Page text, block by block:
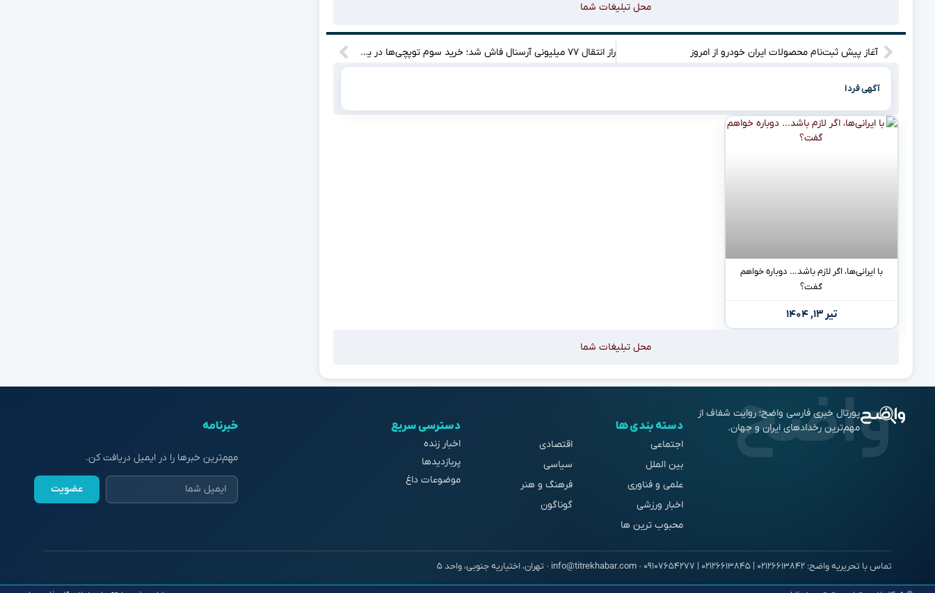
محل تبلیغات شما
آغاز پیش ثبت‌نام محصولات ایران خودرو از امروز راز انتقال ۷۷ میلیونی آرسنال فاش شد؛ خرید سوم توپچی‌ها در یک قدمی تکمیل!
آگهی فردا
با ایرانی‌ها، اگر لازم باشد… دوباره خواهم
گفت؟
تیر ۱۳, ۱۴۰۴
محل تبلیغات شما
پورتال خبری فارسی واضح؛ روایت شفاف از
مهم‌ترین رخدادهای ایران و جهان.
دسته بندی ها
اجتماعی
اقتصادی
بین الملل
سیاسی
علمی و فناوری
فرهنگ و هنر
اخبار ورزشی
گوناگون
محبوب ترین ها
دسترسی سریع
اخبار زنده
پربازدیدها
موضوعات داغ
خبرنامه
مهم‌ترین خبرها را در ایمیل دریافت کن.
عضویت